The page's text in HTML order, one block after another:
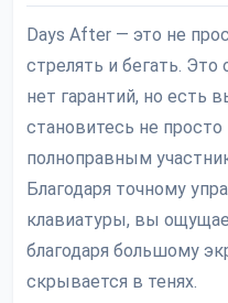
Days After — это не
стрелять и бегать.
нет гарантий, но есть
становитесь не
полноправным
Благодаря точному
клавиатуры, вы
благодаря большому
скрывается в тенях.